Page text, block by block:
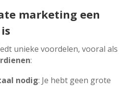
marketing een
unieke voordelen, vooral als
:
nodig: Je hebt geen grote